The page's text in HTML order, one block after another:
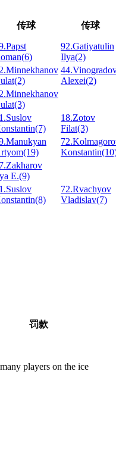
传球 传球
92.Gatiyatulin
Ilya(2)
Alexei(2)
18.Zotov
Filat(3)
E.(9)
72.Rvachyov
Vladislav(7)
罚款
players on the ice